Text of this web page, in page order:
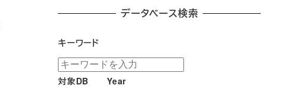
データベース検索
キーワード
対象DB Year